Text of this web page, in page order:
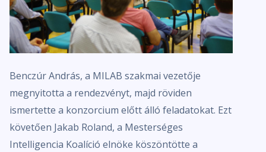
Benczúr András, a MILAB szakmai vezetője
megnyitotta a rendezvényt, majd röviden
ismertette a konzorcium előtt álló feladatokat. Ezt
követően Jakab Roland, a Mesterséges
Intelligencia Koalíció elnöke köszöntötte a